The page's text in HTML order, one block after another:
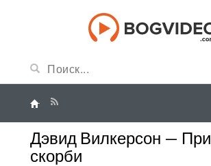
Дэвид Вилкерсон —
скорби